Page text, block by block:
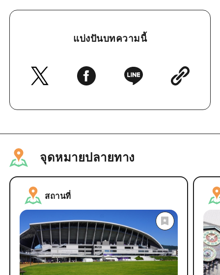
แบ่งปันบทความนี้
จุดหมายปลายทาง
สถานที่